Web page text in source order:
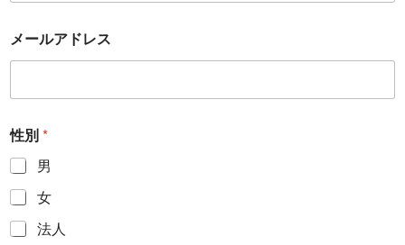
メールアドレス
性別*
男
女
法人